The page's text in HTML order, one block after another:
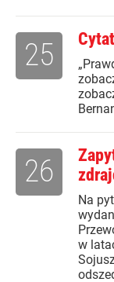
Cytat
25
Na
w
26